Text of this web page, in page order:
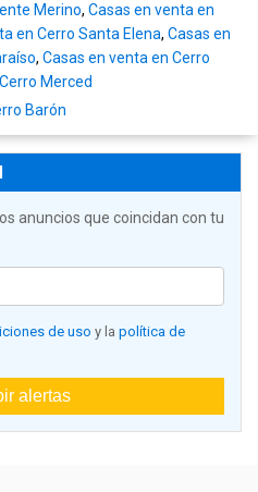
Merino, Casas en venta en
en Cerro Santa Elena, Casas en
, Casas en venta en Cerro
Merced
Barón
anuncios que coincidan con tu
de uso y la política de
alertas